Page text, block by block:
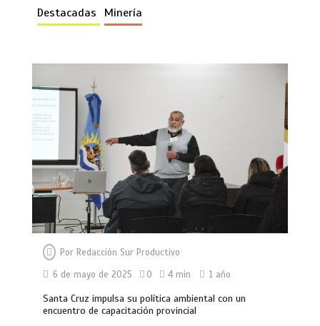
Destacadas Minería
Por Redacción Sur Productivo
6 de mayo de 2025
0 4 min 1 año
Santa Cruz impulsa su política ambiental con un
encuentro de capacitación provincial